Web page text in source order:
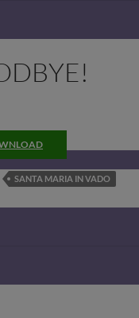
SANTA MARIA IN VADO